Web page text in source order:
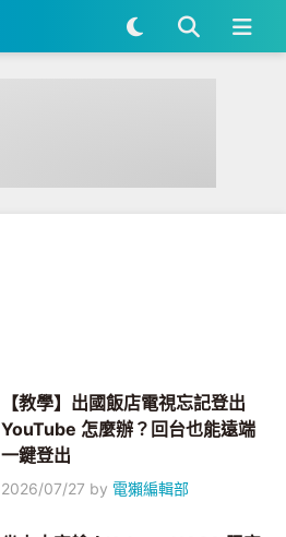
【教學】出國飯店電視忘記登出
YouTube 怎麼辦？回台也能遠端
一鍵登出
2026/07/27 by 電獺編輯部